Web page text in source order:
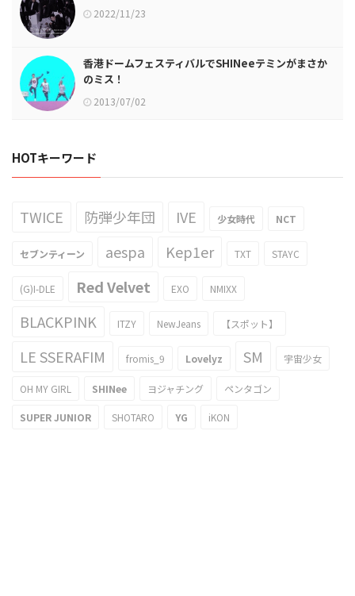
2022/11/23
香港ドームフェスティバルでSHINeeテミンがまさか
のミス！
2013/07/02
HOTキーワード
TWICE 防弾少年団 IVE 少女時代 NCT
セブンティーン aespa Kep1er TXT STAYC
(G)I-DLE Red Velvet EXO NMIXX
BLACKPINK ITZY NewJeans 【スポット】
LE SSERAFIM fromis_9 Lovelyz SM 宇宙少女
OH MY GIRL SHINee ヨジャチング ペンタゴン
SUPER JUNIOR SHOTARO YG iKON